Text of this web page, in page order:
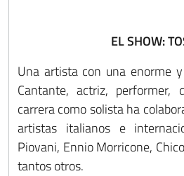
EL SHOW:
Una artista con una enorme
Cantante, actriz, performer,
carrera como solista ha
artistas italianos e
Piovani, Ennio Morricone,
tantos otros.